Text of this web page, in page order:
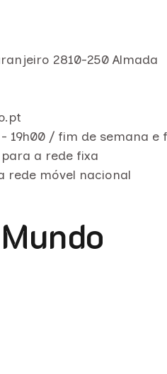
2810-250 Almada
19h00 / fim de semana
a rede fixa
rede móvel nacional